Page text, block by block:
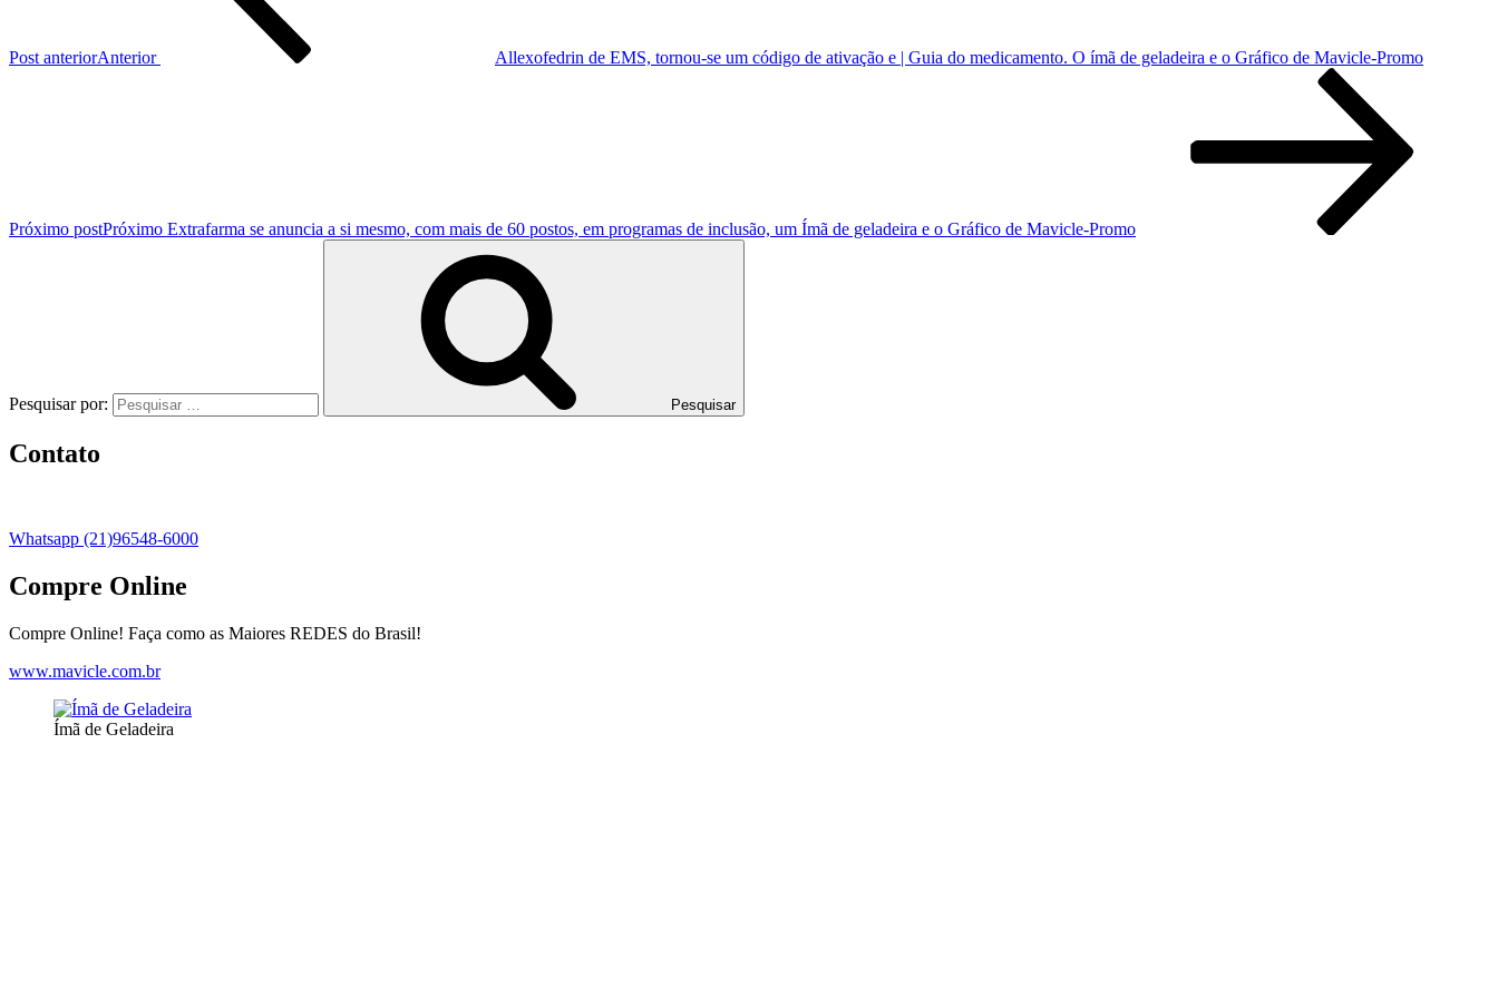
Post anteriorAnterior Allexofedrin de EMS, tornou-se um código de ativação e | Guia do medicamento. O ímã de geladeira e o Gráfico de Mavicle-Promo
Próximo postPróximo Extrafarma se anuncia a si mesmo, com mais de 60 postos, em programas de inclusão, um Ímã de geladeira e o Gráfico de Mavicle-Promo
Pesquisar por: Pesquisar
Contato
Whatsapp (21)96548-6000
Compre Online
Compre Online! Faça como as Maiores REDES do Brasil!
www.mavicle.com.br
Ímã de Geladeira